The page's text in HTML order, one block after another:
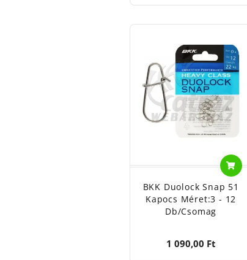
BKK Duolock Snap 51
Kapocs Méret:3 - 12
Db/csomag
1 090,00 Ft